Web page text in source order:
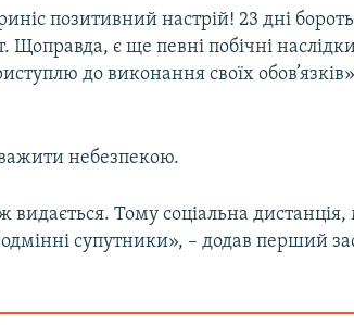
позитивний настрій! 23 дні
Щоправда, є ще певні побічні
до виконання своїх
небезпекою.
видається. Тому соціальна
супутники», – додав перший